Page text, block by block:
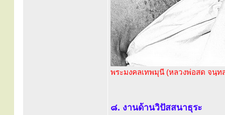
พระมงคลเทพมุนี (หลวงพ่อสด จนฺท
๘. งานด้านวิปัสสนาธุระ